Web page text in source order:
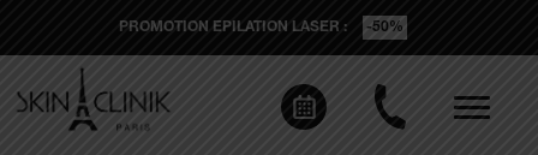
PROMOTION EPILATION LASER : -50%